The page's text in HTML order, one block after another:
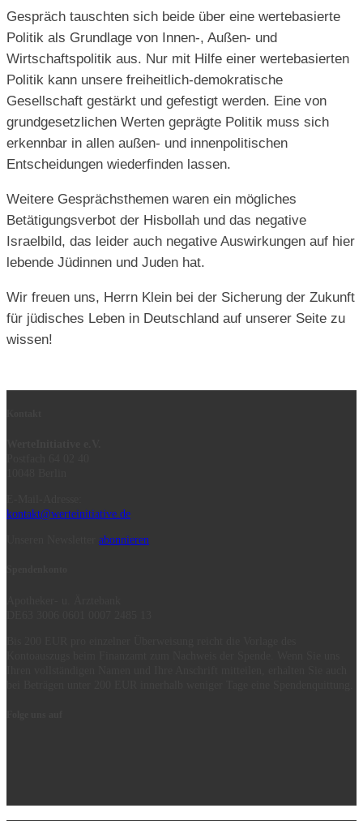
Gespräch tauschten sich beide über eine wertebasierte
Politik als Grundlage von Innen-, Außen- und
Wirtschaftspolitik aus. Nur mit Hilfe einer wertebasierten
Politik kann unsere freiheitlich-demokratische
Gesellschaft gestärkt und gefestigt werden. Eine von
grundgesetzlichen Werten geprägte Politik muss sich
erkennbar in allen außen- und innenpolitischen
Entscheidungen wiederfinden lassen.
Weitere Gesprächsthemen waren ein mögliches
Betätigungsverbot der Hisbollah und das negative
Israelbild, das leider auch negative Auswirkungen auf hier
lebende Jüdinnen und Juden hat.
Wir freuen uns, Herrn Klein bei der Sicherung der Zukunft
für jüdisches Leben in Deutschland auf unserer Seite zu
wissen!
kontakt@werteinitiative.de
abonnieren